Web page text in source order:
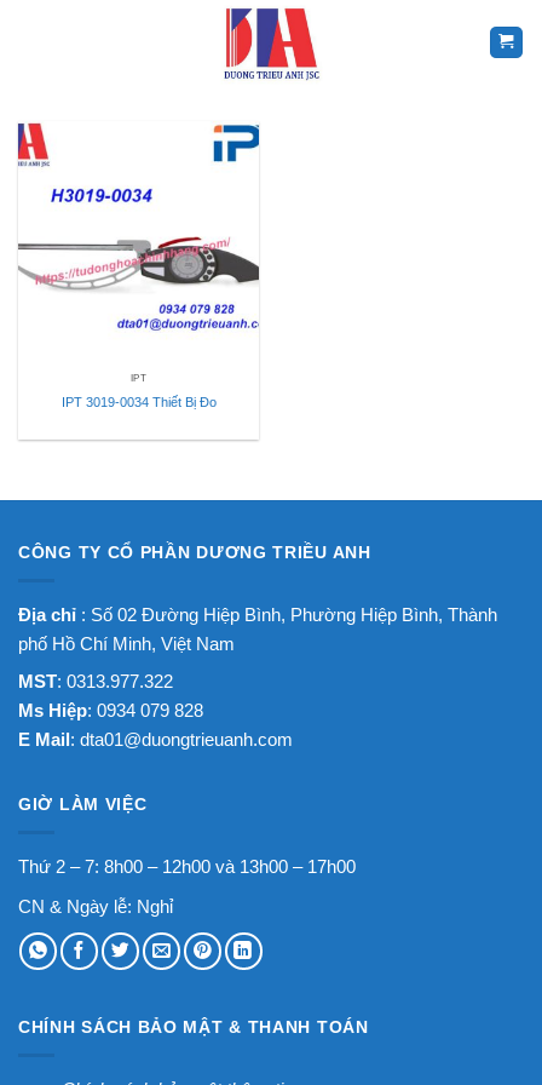
IPT
IPT 3019-0034 Thiết Bị Đo
CÔNG TY CỔ PHẦN DƯƠNG TRIỀU ANH
Địa chỉ : Số 02 Đường Hiệp Bình, Phường Hiệp Bình, Thành
phố Hồ Chí Minh, Việt Nam
MST: 0313.977.322
Ms Hiệp: 0934 079 828
E Mail: dta01@duongtrieuanh.com
GIỜ LÀM VIỆC
Thứ 2 – 7: 8h00 – 12h00 và 13h00 – 17h00
CN & Ngày lễ: Nghỉ
CHÍNH SÁCH BẢO MẬT & THANH TOÁN